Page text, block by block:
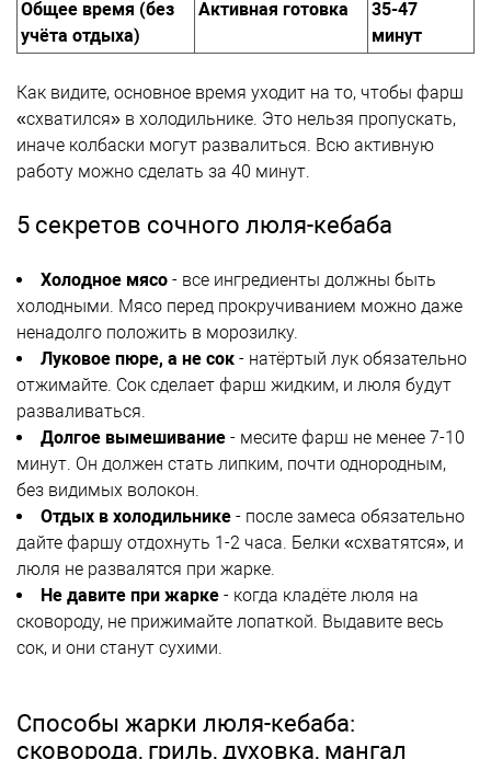
Общее время (без
учёта отдыха)
Активная готовка
35-47
минут
Как видите, основное время уходит на то, чтобы фарш
«схватился» в холодильнике. Это нельзя пропускать,
иначе колбаски могут развалиться. Всю активную
работу можно сделать за 40 минут.
5 секретов сочного люля-кебаба
Холодное мясо - все ингредиенты должны быть
холодными. Мясо перед прокручиванием можно даже
ненадолго положить в морозилку.
Луковое пюре, а не сок - натёртый лук обязательно
отжимайте. Сок сделает фарш жидким, и люля будут
разваливаться.
Долгое вымешивание - месите фарш не менее 7-10
минут. Он должен стать липким, почти однородным,
без видимых волокон.
Отдых в холодильнике - после замеса обязательно
дайте фаршу отдохнуть 1-2 часа. Белки «схватятся», и
люля не развалятся при жарке.
Не давите при жарке - когда кладёте люля на
сковороду, не прижимайте лопаткой. Выдавите весь
сок, и они станут сухими.
Способы жарки люля-кебаба:
сковорода, гриль, духовка, мангал